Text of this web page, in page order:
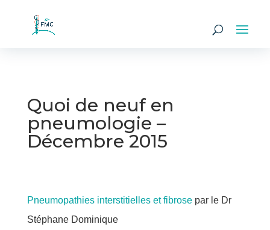
Quoi de neuf en
pneumologie –
Décembre 2015
Pneumopathies interstitielles et fibrosepar le Dr
Stéphane Dominique